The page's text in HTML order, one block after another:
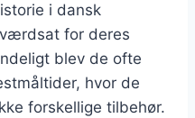
i dansk
for deres
blev de ofte
hvor de
forskellige tilbehør.